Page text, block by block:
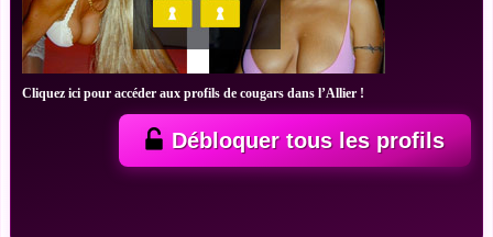
Cliquez ici pour accéder aux profils de cougars dans l’Allier !
Débloquer tous les profils